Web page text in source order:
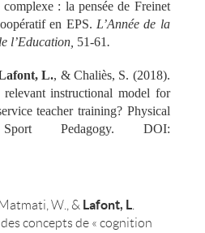
: la pensée de Freinet
en EPS. L’Année de la
l’Education, 51-61.
L., & Chaliès, S. (2018).
instructional model for
teacher training? Physical
Pedagogy. DOI:
W., & Lafont, L.
concepts de « cognition